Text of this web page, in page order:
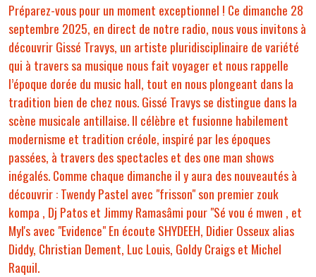
Préparez-vous pour un moment exceptionnel ! Ce dimanche 28
septembre 2025, en direct de notre radio, nous vous invitons à
découvrir Gissé Travys, un artiste pluridisciplinaire de variété
qui à travers sa musique nous fait voyager et nous rappelle
l’époque dorée du music hall, tout en nous plongeant dans la
tradition bien de chez nous. Gissé Travys se distingue dans la
scène musicale antillaise. Il célèbre et fusionne habilement
modernisme et tradition créole, inspiré par les époques
passées, à travers des spectacles et des one man shows
inégalés. Comme chaque dimanche il y aura des nouveautés à
découvrir : Twendy Pastel avec "frisson" son premier zouk
kompa , Dj Patos et Jimmy Ramasâmi pour "Sé vou é mwen , et
Myl's avec "Evidence" En écoute SHYDEEH, Didier Osseux alias
Diddy, Christian Dement, Luc Louis, Goldy Craigs et Michel
Raquil.